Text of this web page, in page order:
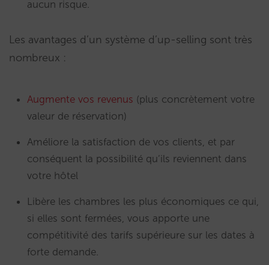
aucun risque.
Les avantages d’un système d’up-selling sont très
nombreux :
Augmente vos revenus (plus concrètement votre
valeur de réservation)
Améliore la satisfaction de vos clients, et par
conséquent la possibilité qu’ils reviennent dans
votre hôtel
Libère les chambres les plus économiques ce qui,
si elles sont fermées, vous apporte une
compétitivité des tarifs supérieure sur les dates à
forte demande.